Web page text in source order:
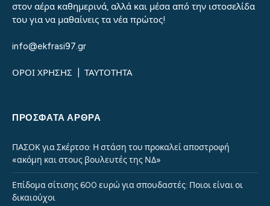
στον αέρα καθημερινά, αλλά και μέσα από την ιστοσελίδα
του για να μαθαίνεις τα νέα πρώτος!
info@ekfrasi97.gr
ΟΡΟΙ ΧΡΗΣΗΣ ΤΑΥΤΟΤΗΤΑ
ΠΡΌΣΦΑΤΑ ΆΡΘΡΑ
ΠΑΣΟΚ για Σκέρτσο: Η στάση του προκαλεί αποστροφή
«ακόμη και στους βουλευτές της ΝΔ»
Επίδομα σίτισης 600 ευρώ για σπουδαστές: Ποιοι είναι οι
δικαιούχοι